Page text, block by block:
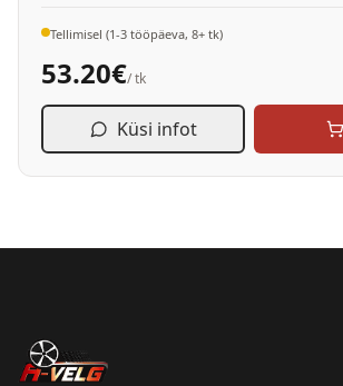
Tellimisel (1-3 tööpäeva, 8+ tk)
53.20€/ tk
Küsi infot